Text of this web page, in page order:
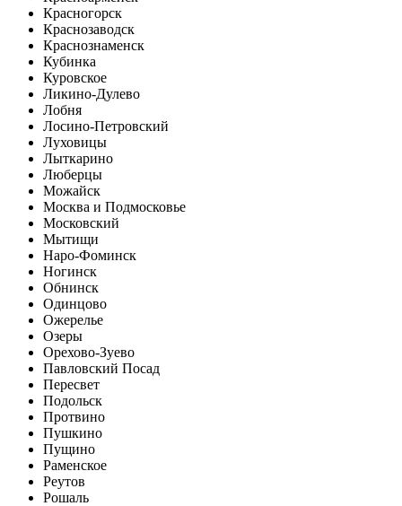
Красногорск
Краснозаводск
Краснознаменск
Кубинка
Куровское
Ликино-Дулево
Лобня
Лосино-Петровский
Луховицы
Лыткарино
Люберцы
Можайск
Москва и Подмосковье
Московский
Мытищи
Наро-Фоминск
Ногинск
Обнинск
Одинцово
Ожерелье
Озеры
Орехово-Зуево
Павловский Посад
Пересвет
Подольск
Протвино
Пушкино
Пущино
Раменское
Реутов
Рошаль